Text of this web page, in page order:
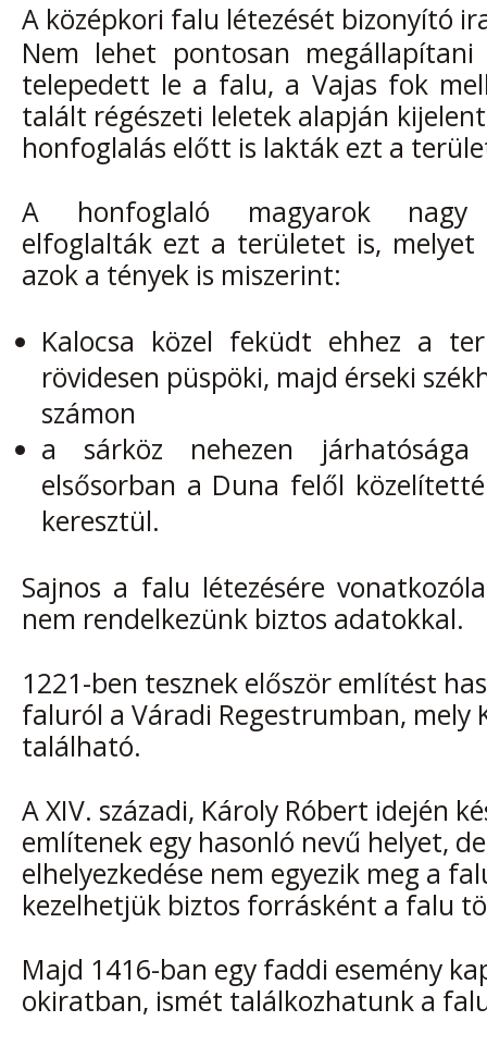
A középkori falu létezését bizonyító
Nem lehet pontosan
telepedett le a falu, a Vajas fok
talált régészeti leletek alapján
honfoglalás előtt is lakták ezt a
A honfoglaló magyarok nagy
elfoglalták ezt a területet is, melyet
azok a tények is miszerint:
Kalocsa közel feküdt ehhez a
rövidesen püspöki, majd érseki
számon
a sárköz nehezen
elsősorban a Duna felől
keresztül.
Sajnos a falu létezésére
nem rendelkezünk biztos adatokkal.
1221-ben tesznek először említést
faluról a Váradi Regestrumban, mely
található.
A XIV. századi, Károly Róbert idején
említenek egy hasonló nevű helyet,
elhelyezkedése nem egyezik meg a
kezelhetjük biztos forrásként a falu
Majd 1416-ban egy faddi esemény
okiratban, ismét találkozhatunk a